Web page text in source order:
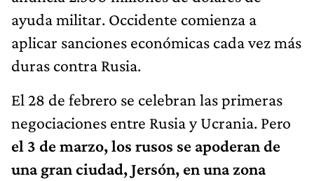
ayuda militar. Occidente comienza a
aplicar sanciones económicas cada vez más
duras contra Rusia.
El 28 de febrero se celebran las primeras
negociaciones entre Rusia y Ucrania. Pero
el 3 de marzo, los rusos se apoderan de
una gran ciudad, Jersón, en una zona